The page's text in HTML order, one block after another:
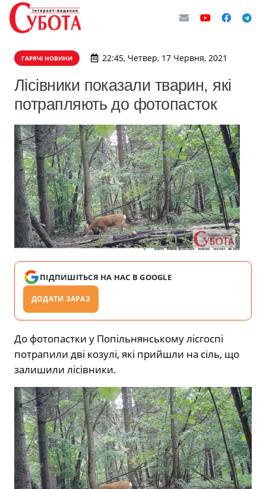
ГАРЯЧІ НОВИНИ 22:45, Четвер, 17 Червня, 2021
Лісівники показали тварин, які
потрапляють до фотопасток
ПІДПИШІТЬСЯ НА НАС В GOOGLE
ДОДАТИ ЗАРАЗ
До фотопастки у Попільнянському лісгоспі
потрапили дві козулі, які прийшли на сіль, що
залишили лісівники.